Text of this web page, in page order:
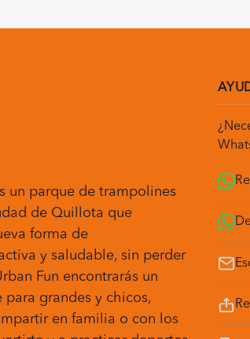
un parque de trampolines
de Quillota que
forma de
y saludable, sin perder
Fun encontrarás un
para grandes y chicos,
en familia o con los